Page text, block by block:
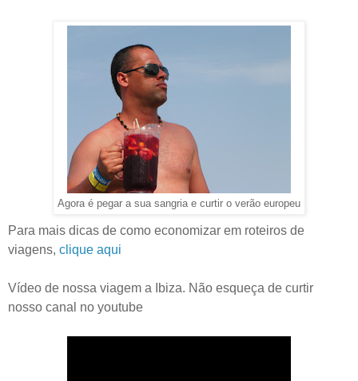
Agora é pegar a sua sangria e curtir o verão europeu
Para mais dicas de como economizar em roteiros de
viagens, clique aqui
Vídeo de nossa viagem a Ibiza. Não esqueça de curtir
nosso canal no youtube